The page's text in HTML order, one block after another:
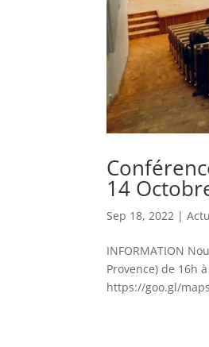
14
Sep 18, 2022 |
INFORMATION
Provence) de 16h
https://goo.gl/